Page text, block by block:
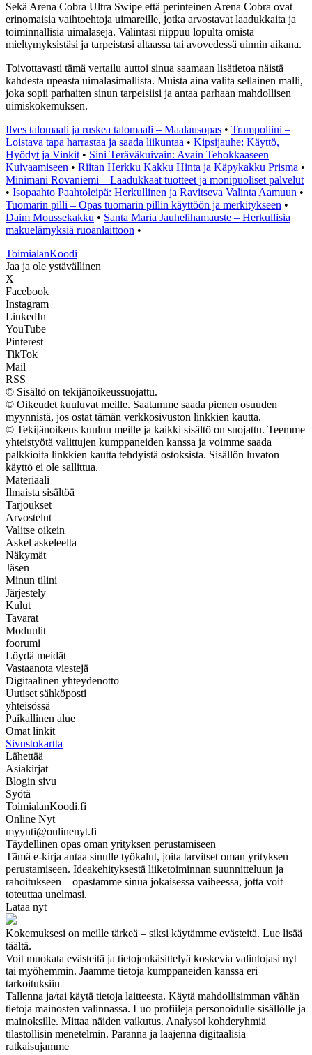
Sekä Arena Cobra Ultra Swipe että perinteinen Arena Cobra ovat
erinomaisia vaihtoehtoja uimareille, jotka arvostavat laadukkaita ja
toiminnallisia uimalaseja. Valintasi riippuu lopulta omista
mieltymyksistäsi ja tarpeistasi altaassa tai avovedessä uinnin aikana.
Toivottavasti tämä vertailu auttoi sinua saamaan lisätietoa näistä
kahdesta upeasta uimalasimallista. Muista aina valita sellainen malli,
joka sopii parhaiten sinun tarpeisiisi ja antaa parhaan mahdollisen
uimiskokemuksen.
Ilves talomaali ja ruskea talomaali – Maalausopas • Trampoliini –
Loistava tapa harrastaa ja saada liikuntaa • Kipsijauhe: Käyttö,
Hyödyt ja Vinkit• Sini Teräväkuivain: Avain Tehokkaaseen
Kuivaamiseen • Riitan Herkku Kakku Hinta ja Käpykakku Prisma •
Minimani Rovaniemi – Laadukkaat tuotteet ja monipuoliset palvelut
• Isopaahto Paahtoleipä: Herkullinen ja Ravitseva Valinta Aamuun •
Tuomarin pilli – Opas tuomarin pillin käyttöön ja merkitykseen •
Daim Moussekakku • Santa Maria Jauhelihamauste – Herkullisia
makuelämyksiä ruoanlaittoon •
ToimialanKoodi
Jaa ja ole ystävällinen
X
Facebook
Instagram
LinkedIn
YouTube
Pinterest
TikTok
Mail
RSS
© Sisältö on tekijänoikeussuojattu.
© Oikeudet kuuluvat meille. Saatamme saada pienen osuuden
myynnistä, jos ostat tämän verkkosivuston linkkien kautta.
© Tekijänoikeus kuuluu meille ja kaikki sisältö on suojattu. Teemme
yhteistyötä valittujen kumppaneiden kanssa ja voimme saada
palkkioita linkkien kautta tehdyistä ostoksista. Sisällön luvaton
käyttö ei ole sallittua.
Materiaali
Ilmaista sisältöä
Tarjoukset
Arvostelut
Valitse oikein
Askel askeleelta
Näkymät
Jäsen
Minun tilini
Järjestely
Kulut
Tavarat
Moduulit
foorumi
Löydä meidät
Vastaanota viestejä
Digitaalinen yhteydenotto
Uutiset sähköposti
yhteisössä
Paikallinen alue
Omat linkit
Sivustokartta
Lähettää
Asiakirjat
Blogin sivu
Syötä
ToimialanKoodi.fi
Online Nyt
myynti@onlinenyt.fi
Täydellinen opas oman yrityksen perustamiseen
Tämä e-kirja antaa sinulle työkalut, joita tarvitset oman yrityksen
perustamiseen. Ideakehityksestä liiketoiminnan suunnitteluun ja
rahoitukseen – opastamme sinua jokaisessa vaiheessa, jotta voit
toteuttaa unelmasi.
Lataa nyt
Kokemuksesi on meille tärkeä – siksi käytämme evästeitä. Lue lisää
täältä.
Voit muokata evästeitä ja tietojenkäsittelyä koskevia valintojasi nyt
tai myöhemmin. Jaamme tietoja kumppaneiden kanssa eri
tarkoituksiin
Tallenna ja/tai käytä tietoja laitteesta. Käytä mahdollisimman vähän
tietoja mainosten valinnassa. Luo profiileja personoidulle sisällölle ja
mainoksille. Mittaa näiden vaikutus. Analysoi kohderyhmiä
tilastollisin menetelmin. Paranna ja laajenna digitaalisia
ratkaisujamme